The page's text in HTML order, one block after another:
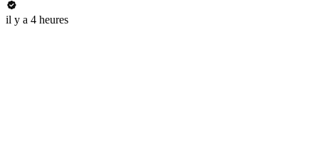
il y a 4 heures